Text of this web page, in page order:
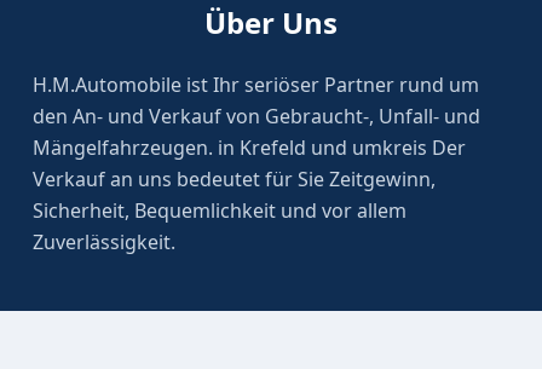
Über Uns
H.M.Automobile ist Ihr seriöser Partner rund um
den An- und Verkauf von Gebraucht-, Unfall- und
Mängelfahrzeugen. in Krefeld und umkreis Der
Verkauf an uns bedeutet für Sie Zeitgewinn,
Sicherheit, Bequemlichkeit und vor allem
Zuverlässigkeit.